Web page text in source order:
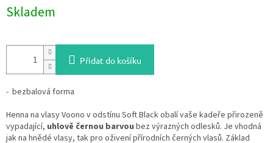
cena:
Skladem
Přidat do košíku
- bezbalová forma
Henna na vlasy Voono v odstínu Soft Black obalí vaše kadeře přirozeně
vypadající, uhlově černou barvou bez výrazných odlesků. Je vhodná
jak na hnědé vlasy, tak pro oživení přírodních černých vlasů. Základ